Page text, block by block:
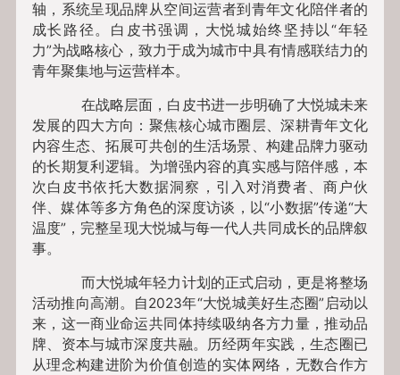
轴，系统呈现品牌从空间运营者到青年文化陪伴者的
成长路径。白皮书强调，大悦城始终坚持以“年轻
力”为战略核心，致力于成为城市中具有情感联结力的
青年聚集地与运营样本。
在战略层面，白皮书进一步明确了大悦城未来
发展的四大方向：聚焦核心城市圈层、深耕青年文化
内容生态、拓展可共创的生活场景、构建品牌力驱动
的长期复利逻辑。为增强内容的真实感与陪伴感，本
次白皮书依托大数据洞察，引入对消费者、商户伙
伴、媒体等多方角色的深度访谈，以“小数据”传递“大
温度”，完整呈现大悦城与每一代人共同成长的品牌叙
事。
而大悦城年轻力计划的正式启动，更是将整场
活动推向高潮。自2023年“大悦城美好生态圈”启动以
来，这一商业命运共同体持续吸纳各方力量，推动品
牌、资本与城市深度共融。历经两年实践，生态圈已
从理念构建进阶为价值创造的实体网络，无数合作方